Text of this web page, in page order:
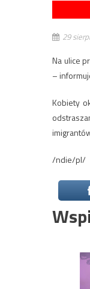
29
Na ulice
–
Kobiety
/ndie/pl/